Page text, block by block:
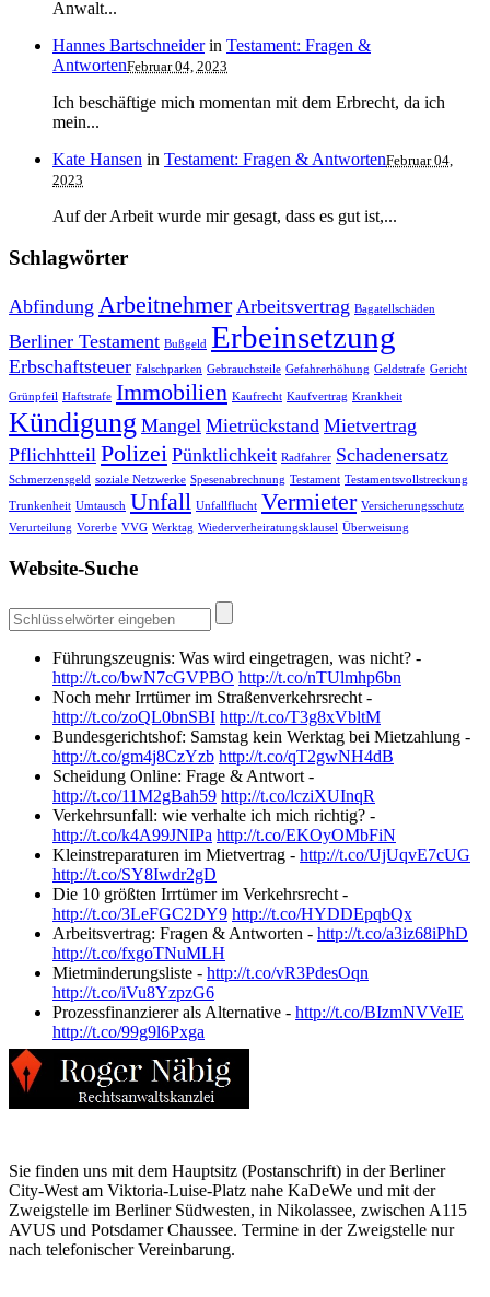
Anwalt...
Hannes Bartschneider in Testament: Fragen &
AntwortenFebruar 04, 2023
Ich beschäftige mich momentan mit dem Erbrecht, da ich
mein...
Kate Hansen in Testament: Fragen & AntwortenFebruar 04,
2023
Auf der Arbeit wurde mir gesagt, dass es gut ist,...
Schlagwörter
Abfindung Arbeitnehmer Arbeitsvertrag Bagatellschäden
Berliner Testament Bußgeld Erbeinsetzung
Erbschaftsteuer Falschparken Gebrauchsteile Gefahrerhöhung Geldstrafe Gericht
Grünpfeil Haftstrafe Immobilien Kaufrecht Kaufvertrag Krankheit
Kündigung Mangel Mietrückstand Mietvertrag
Pflichhtteil Polizei Pünktlichkeit Radfahrer Schadenersatz
Schmerzensgeld soziale Netzwerke Spesenabrechnung Testament Testamentsvollstreckung
Trunkenheit Umtausch Unfall Unfallflucht Vermieter Versicherungsschutz
Verurteilung Vorerbe VVG Werktag Wiederverheiratungsklausel Überweisung
Website-Suche
Führungszeugnis: Was wird eingetragen, was nicht? -
http://t.co/bwN7cGVPBO http://t.co/nTUlmhp6bn
Noch mehr Irrtümer im Straßenverkehrsrecht -
http://t.co/zoQL0bnSBI http://t.co/T3g8xVbltM
Bundesgerichtshof: Samstag kein Werktag bei Mietzahlung -
http://t.co/gm4j8CzYzb http://t.co/qT2gwNH4dB
Scheidung Online: Frage & Antwort -
http://t.co/11M2gBah59 http://t.co/lcziXUInqR
Verkehrsunfall: wie verhalte ich mich richtig? -
http://t.co/k4A99JNIPa http://t.co/EKOyOMbFiN
Kleinstreparaturen im Mietvertrag - http://t.co/UjUqvE7cUG
http://t.co/SY8Iwdr2gD
Die 10 größten Irrtümer im Verkehrsrecht -
http://t.co/3LeFGC2DY9 http://t.co/HYDDEpqbQx
Arbeitsvertrag: Fragen & Antworten - http://t.co/a3iz68iPhD
http://t.co/fxgoTNuMLH
Mietminderungsliste - http://t.co/vR3PdesOqn
http://t.co/iVu8YzpzG6
Prozessfinanzierer als Alternative - http://t.co/BIzmNVVeIE
http://t.co/99g9l6Pxga
Sie finden uns mit dem Hauptsitz (Postanschrift) in der Berliner
City-West am Viktoria-Luise-Platz nahe KaDeWe und mit der
Zweigstelle im Berliner Südwesten, in Nikolassee, zwischen A115
AVUS und Potsdamer Chaussee. Termine in der Zweigstelle nur
nach telefonischer Vereinbarung.